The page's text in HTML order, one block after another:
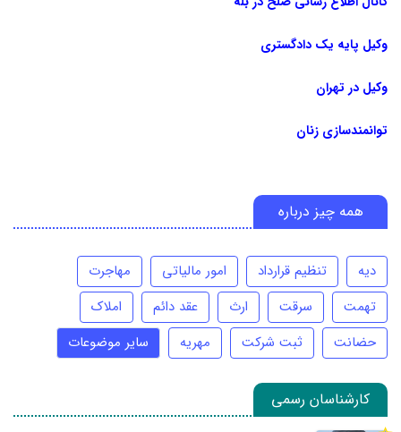
وکیل پایه یک دادگستری
وکیل در تهران
توانمندسازی زنان
همه چیز درباره
دیه تنظیم قرارداد امور مالیاتی
مهاجرت
تهمت
سرقت ارث عقد دائم
املاک
حضانت
ثبت شرکت مهریه سایر موضوعات
کارشناسان رسمی